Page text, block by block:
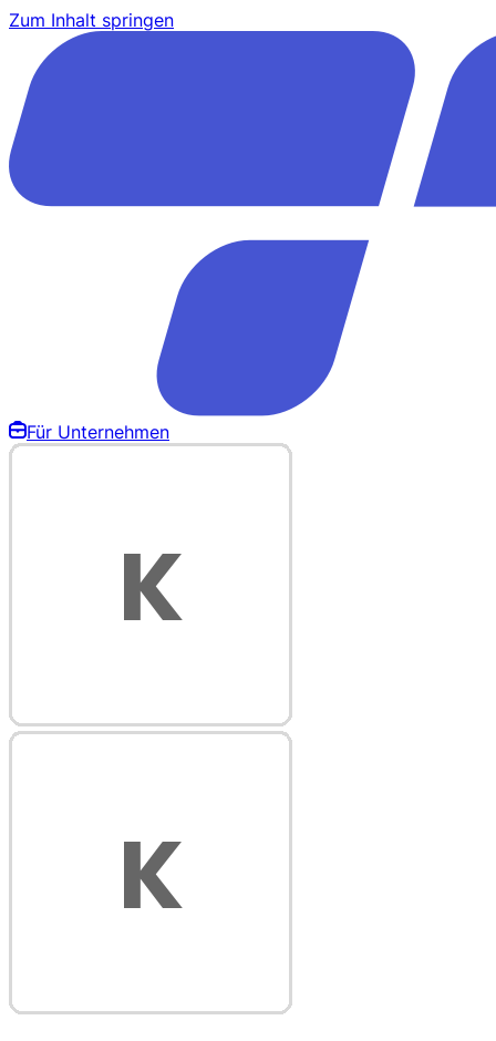
Zum Inhalt springen
Für Unternehmen